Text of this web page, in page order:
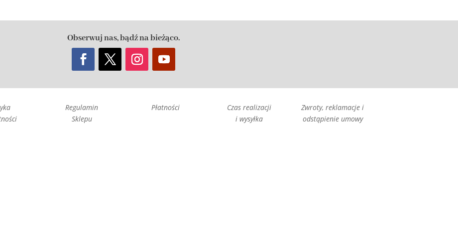
Obserwuj nas, bądź na bieżąco.
Regulamin
Sklepu
Płatności
Czas realizacji
i wysyłka
Zwroty, reklamacje i
odstąpienie umowy